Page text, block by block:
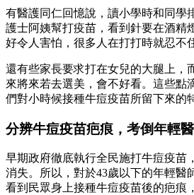
有醫護同仁回憶說，讀小學時和同學
護士阿姨幫打疫苗，看到針要在酒精
好令人害怕，很多人在打打時就忍不
還有些家長要求打在女兒的大腿上，
來將來若去選美，會不好看。這些點
們對小時候接種牛痘疫苗所留下來的
分辨牛痘疫苗疤痕，考倒年輕
早期政府徹底執行全民施打牛痘疫苗
消失。所以，對於43歲以下的年輕醫
看到民眾身上接種牛痘疫苗後的疤痕